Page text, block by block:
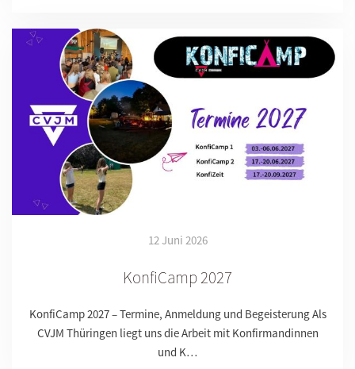
12 Juni 2026
KonfiCamp 2027
KonfiCamp 2027 – Termine, Anmeldung und Begeisterung Als
CVJM Thüringen liegt uns die Arbeit mit Konfirmandinnen
und K…